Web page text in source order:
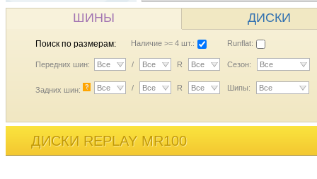
ШИНЫ ДИСКИ
Поиск по размерам: Наличие >= 4 шт.: Runflat:
Передних шин: Все / Все R Все Сезон: Все
Задних шин: ? Все / Все R Все Шипы: Все
ДИСКИ REPLAY MR100